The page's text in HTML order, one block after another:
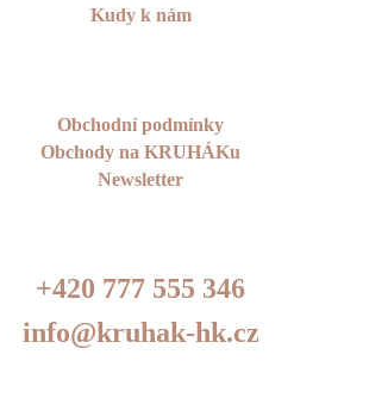
Kudy k nám
Obchodní podmínky
Obchody na KRUHÁKu
Newsletter
+420 777 555 346
info@kruhak-hk.cz